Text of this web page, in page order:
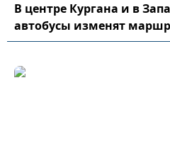
В центре Кургана и в
автобусы изменят